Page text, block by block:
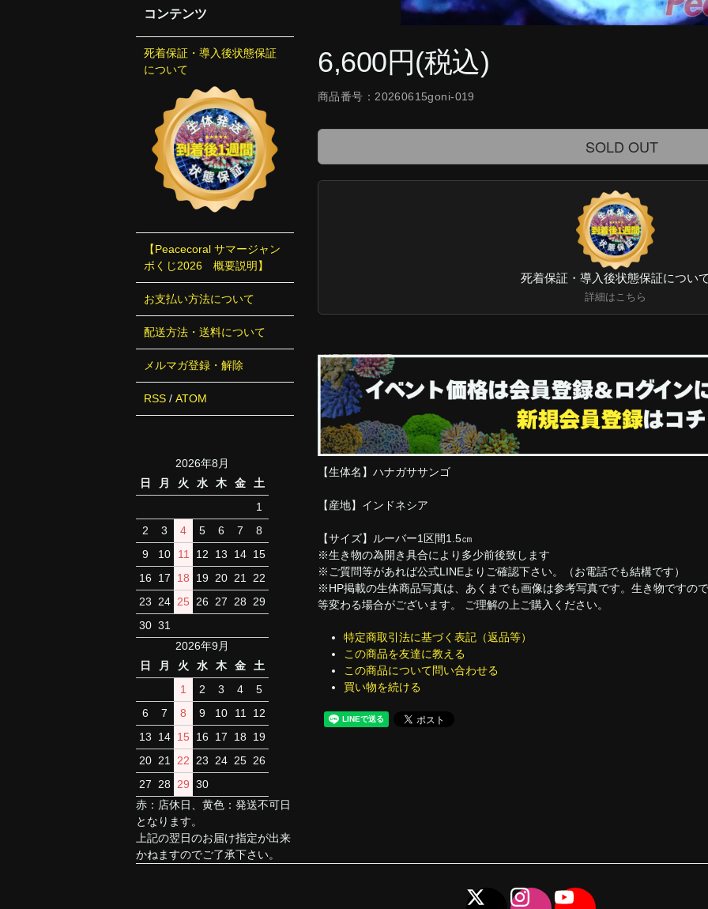
6,600円(税込)
商品番号：20260615goni-019
SOLD OUT
死着保証・導入後状態保証につい
詳細はこちら
【生体名】ハナガササンゴ
【産地】インドネシア
【サイズ】ルーバー1区間1.5㎝
※生き物の為開き具合により多少前後致します
※ご質問等があれば公式LINEよりご確認下さい。（お電話でも結構です）
※HP掲載の生体商品写真は、あくまでも画像は参考写真です。生き物ですの
等変わる場合がございます。 ご理解の上ご購入ください。
特定商取引法に基づく表記（返品等）
この商品を友達に教える
この商品について問い合わせる
買い物を続ける
コンテンツ
死着保証・導入後状態保証
について
【Peacecoral サマージャン
ボくじ2026 概要説明】
お支払い方法について
配送方法・送料について
メルマガ登録・解除
RSS / ATOM
2026年8月
日
月 火 水 木 金
土
1
2
3 4 5 6 7
8
9
10 11 12 13 14 15
16
17 18 19 20 21
22
23
24 25 26 27 28
29
30 31
2026年9月
日
月 火 水 木 金
土
1
2 3 4
5
6
7 8 9 10 11
12
13
14 15 16 17 18
19
20 21 22 23 24 25 26
27
28 29 30
赤：店休日、黄色：発送不可日
となります。
上記の翌日のお届け指定が出来
かねますのでご了承下さい。